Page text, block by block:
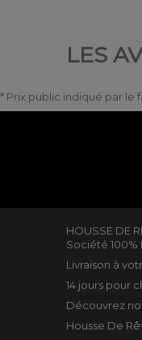
LES
* Prix public indiqué par le
HOUSSE DE
Société 100%
Livraison à
14 jours pour
Découvrez
Housse De